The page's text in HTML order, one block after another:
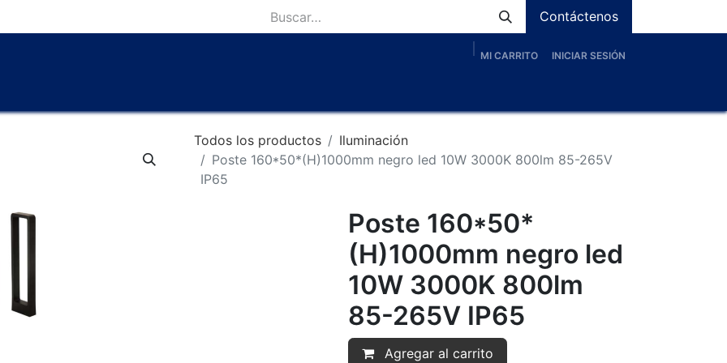
Contáctenos
MI CARRITO INICIAR SESIÓN
Todos los productos
Iluminación
Poste 160*50*(H)1000mm negro led 10W 3000K 800lm 85-265V
IP65
Poste 160*50*
(H)1000mm negro led
10W 3000K 800lm
85-265V IP65
Agregar al carrito